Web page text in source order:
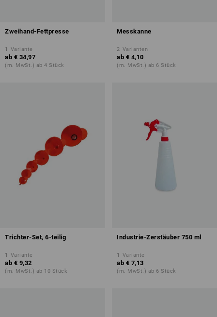
Zweihand-Fettpresse
1 Variante
ab € 34,97
(m. MwSt.) ab 4 Stück
Messkanne
2 Varianten
ab € 4,10
(m. MwSt.) ab 6 Stück
Trichter-Set, 6-teilig
1 Variante
ab € 9,32
(m. MwSt.) ab 10 Stück
Industrie-Zerstäuber 750 ml
1 Variante
ab € 7,13
(m. MwSt.) ab 6 Stück